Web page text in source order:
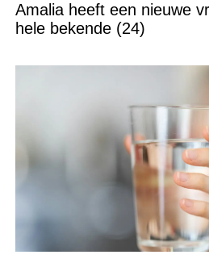
Amalia heeft een nieuwe
hele bekende (24)